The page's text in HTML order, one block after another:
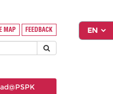
MAP FEEDBACK